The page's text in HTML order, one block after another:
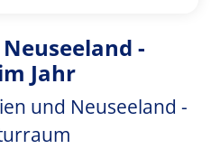
-
Jahr
und Neuseeland -